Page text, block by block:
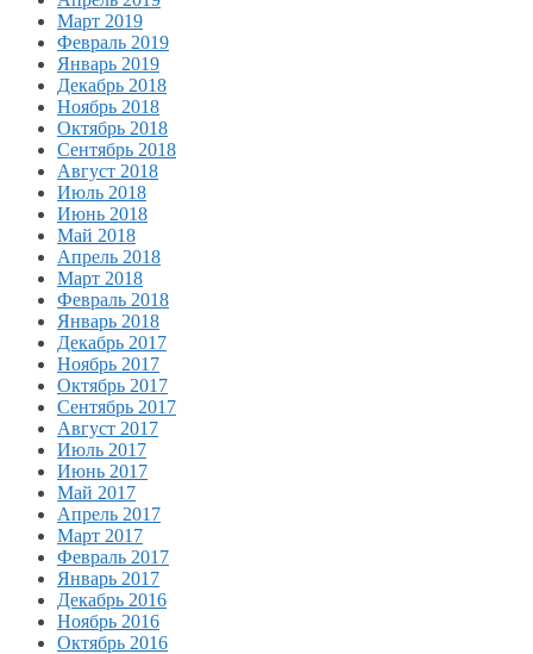
Март 2019
Февраль 2019
Январь 2019
Декабрь 2018
Ноябрь 2018
Октябрь 2018
Сентябрь 2018
Август 2018
Июль 2018
Июнь 2018
Май 2018
Апрель 2018
Март 2018
Февраль 2018
Январь 2018
Декабрь 2017
Ноябрь 2017
Октябрь 2017
Сентябрь 2017
Август 2017
Июль 2017
Июнь 2017
Май 2017
Апрель 2017
Март 2017
Февраль 2017
Январь 2017
Декабрь 2016
Ноябрь 2016
Октябрь 2016